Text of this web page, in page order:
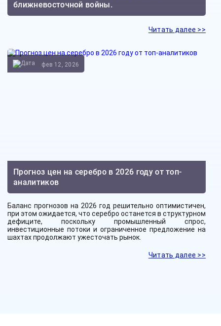
ближневосточной войны.
Читать далее >>
Прогноз цен на серебро в 2026 году от топ-
аналитиков
фев 12, 2026
Баланс прогнозов на 2026 год решительно оптимистичен,
при этом ожидается, что серебро останется в структурном
дефиците, поскольку промышленный спрос,
инвестиционные потоки и ограниченное предложение на
шахтах продолжают ужесточать рынок.
Читать далее >>